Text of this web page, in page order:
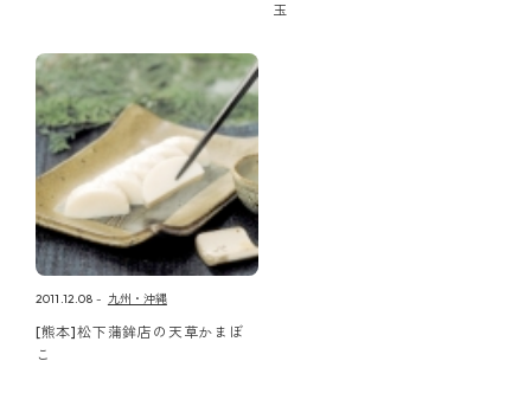
玉
2011.12.08 九州・沖縄
[熊本]松下蒲鉾店の天草かまぼ
こ